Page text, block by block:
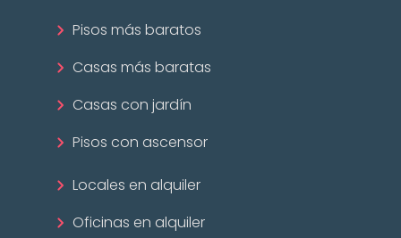
Pisos más baratos
Casas más baratas
Casas con jardín
Pisos con ascensor
Locales en alquiler
Oficinas en alquiler